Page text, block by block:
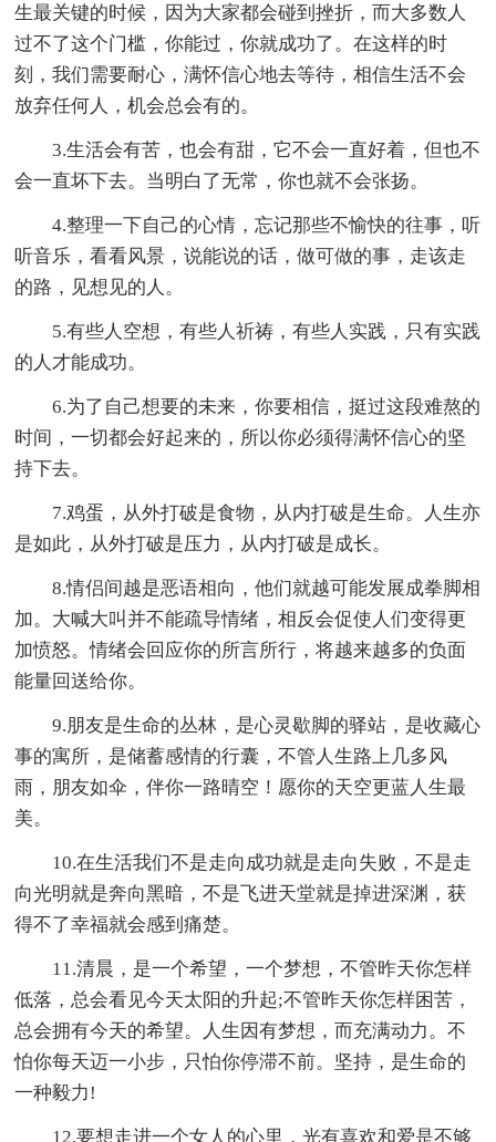
生最关键的时候，因为大家都会碰到挫折，而大多数人
过不了这个门槛，你能过，你就成功了。在这样的时
刻，我们需要耐心，满怀信心地去等待，相信生活不会
放弃任何人，机会总会有的。
3.生活会有苦，也会有甜，它不会一直好着，但也不
会一直坏下去。当明白了无常，你也就不会张扬。
4.整理一下自己的心情，忘记那些不愉快的往事，听
听音乐，看看风景，说能说的话，做可做的事，走该走
的路，见想见的人。
5.有些人空想，有些人祈祷，有些人实践，只有实践
的人才能成功。
6.为了自己想要的未来，你要相信，挺过这段难熬的
时间，一切都会好起来的，所以你必须得满怀信心的坚
持下去。
7.鸡蛋，从外打破是食物，从内打破是生命。人生亦
是如此，从外打破是压力，从内打破是成长。
8.情侣间越是恶语相向，他们就越可能发展成拳脚相
加。大喊大叫并不能疏导情绪，相反会促使人们变得更
加愤怒。情绪会回应你的所言所行，将越来越多的负面
能量回送给你。
9.朋友是生命的丛林，是心灵歇脚的驿站，是收藏心
事的寓所，是储蓄感情的行囊，不管人生路上几多风
雨，朋友如伞，伴你一路晴空！愿你的天空更蓝人生最
美。
10.在生活我们不是走向成功就是走向失败，不是走
向光明就是奔向黑暗，不是飞进天堂就是掉进深渊，获
得不了幸福就会感到痛楚。
11.清晨，是一个希望，一个梦想，不管昨天你怎样
低落，总会看见今天太阳的升起;不管昨天你怎样困苦，
总会拥有今天的希望。人生因有梦想，而充满动力。不
怕你每天迈一小步，只怕你停滞不前。坚持，是生命的
一种毅力!
12.要想走进一个女人的心里，光有喜欢和爱是不够